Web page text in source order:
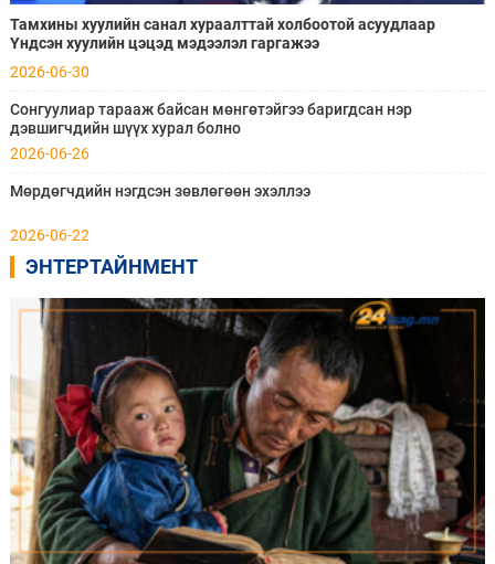
Тамхины хуулийн санал хураалттай холбоотой асуудлаар
Үндсэн хуулийн цэцэд мэдээлэл гаргажээ
2026-06-30
Сонгуулиар тарааж байсан мөнгөтэйгээ баригдсан нэр
дэвшигчдийн шүүх хурал болно
2026-06-26
Мөрдөгчдийн нэгдсэн зөвлөгөөн эхэллээ
2026-06-22
ЭНТЕРТАЙНМЕНТ